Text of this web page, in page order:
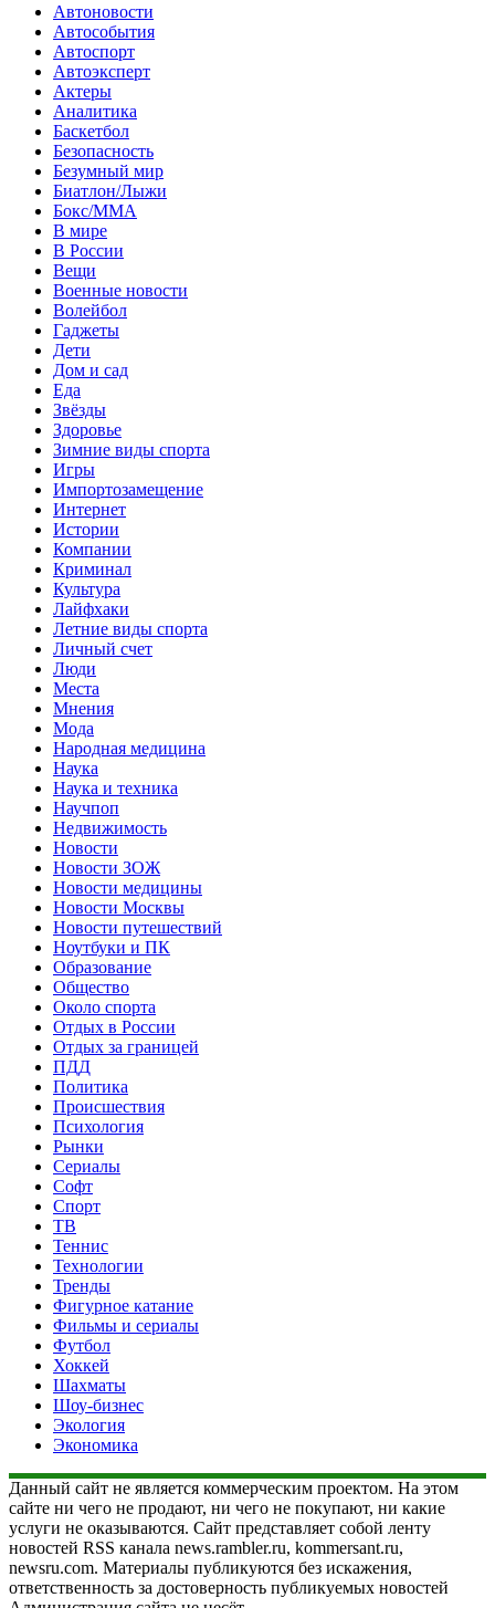
Автоновости
Автособытия
Автоспорт
Автоэксперт
Актеры
Аналитика
Баскетбол
Безопасность
Безумный мир
Биатлон/Лыжи
Бокс/MMA
В мире
В России
Вещи
Военные новости
Волейбол
Гаджеты
Дети
Дом и сад
Еда
Звёзды
Здоровье
Зимние виды спорта
Игры
Импортозамещение
Интернет
Истории
Компании
Криминал
Культура
Лайфхаки
Летние виды спорта
Личный счет
Люди
Места
Мнения
Мода
Народная медицина
Наука
Наука и техника
Научпоп
Недвижимость
Новости
Новости ЗОЖ
Новости медицины
Новости Москвы
Новости путешествий
Ноутбуки и ПК
Образование
Общество
Около спорта
Отдых в России
Отдых за границей
ПДД
Политика
Происшествия
Психология
Рынки
Сериалы
Софт
Спорт
ТВ
Теннис
Технологии
Тренды
Фигурное катание
Фильмы и сериалы
Футбол
Хоккей
Шахматы
Шоу-бизнес
Экология
Экономика
Данный сайт не является коммерческим проектом. На этом
сайте ни чего не продают, ни чего не покупают, ни какие
услуги не оказываются. Сайт представляет собой ленту
новостей RSS канала news.rambler.ru, kommersant.ru,
newsru.com. Материалы публикуются без искажения,
ответственность за достоверность публикуемых новостей